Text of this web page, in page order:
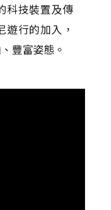
科技裝置及傳
行的加入，
豐富姿態。